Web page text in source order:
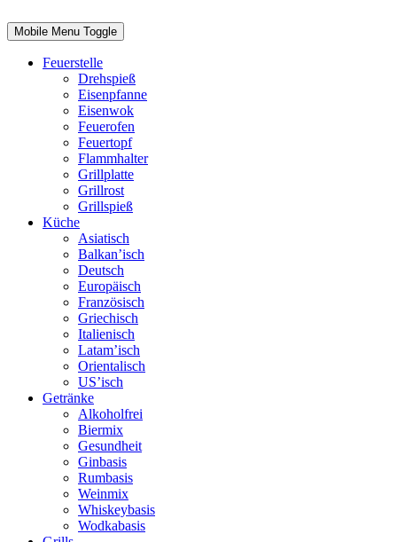
Mobile Menu Toggle
Feuerstelle
Drehspieß
Eisenpfanne
Eisenwok
Feuerofen
Feuertopf
Flammhalter
Grillplatte
Grillrost
Grillspieß
Küche
Asiatisch
Balkan’isch
Deutsch
Europäisch
Französisch
Griechisch
Italienisch
Latam’isch
Orientalisch
US’isch
Getränke
Alkoholfrei
Biermix
Gesundheit
Ginbasis
Rumbasis
Weinmix
Whiskeybasis
Wodkabasis